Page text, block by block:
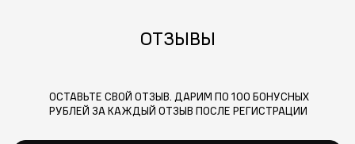
ОТЗЫВЫ
ОСТАВЬТЕ СВОЙ ОТЗЫВ. ДАРИМ ПО 100 БОНУСНЫХ
РУБЛЕЙ ЗА КАЖДЫЙ ОТЗЫВ ПОСЛЕ РЕГИСТРАЦИИ